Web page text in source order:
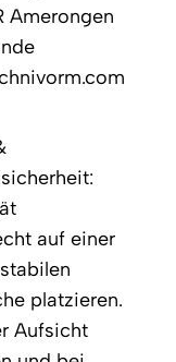
Amerongen
auf einer
platzieren.
Aufsicht